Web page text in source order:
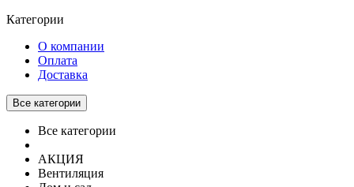
Категории
О компании
Оплата
Доставка
Все категории
Все категории
АКЦИЯ
Вентиляция